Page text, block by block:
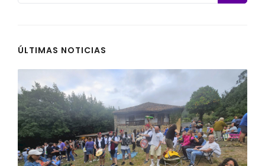
ÚLTIMAS NOTICIAS